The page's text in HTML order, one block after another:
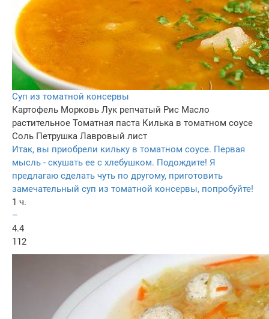
Суп из томатной консервы
Картофель Морковь Лук репчатый Рис Масло
растительное Томатная паста Килька в томатном соусе
Соль Петрушка Лавровый лист
Итак, вы приобрели кильку в томатном соусе. Первая
мысль - скушать ее с хлебушком. Подождите! Я
предлагаю сделать чуть по другому, приготовить
замечательный суп из томатной консервы, попробуйте!
1 ч.
–
4.4
112